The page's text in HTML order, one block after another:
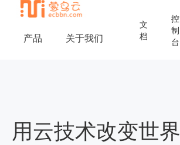
产品 关于我们
文
档
控
制
台
用云技术改变世界